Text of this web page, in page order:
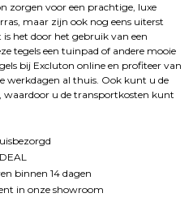
zorgen voor een prachtige, luxe
maar zijn ook nog eens uiterst
het door het gebruik van een
tegels een tuinpad of andere mooie
bij Excluton online en profiteer van
werkdagen al thuis. Ook kunt u de
waardoor u de transportkosten kunt
binnen 14 dagen
in onze showroom